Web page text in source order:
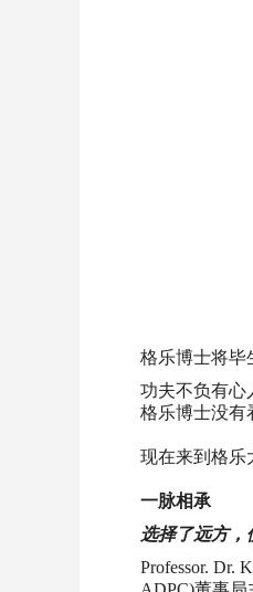
格乐博士将毕
功夫不负有心
格乐博士没有
现在来到格乐
一脉相承
选择了远方，
Professor. Dr.